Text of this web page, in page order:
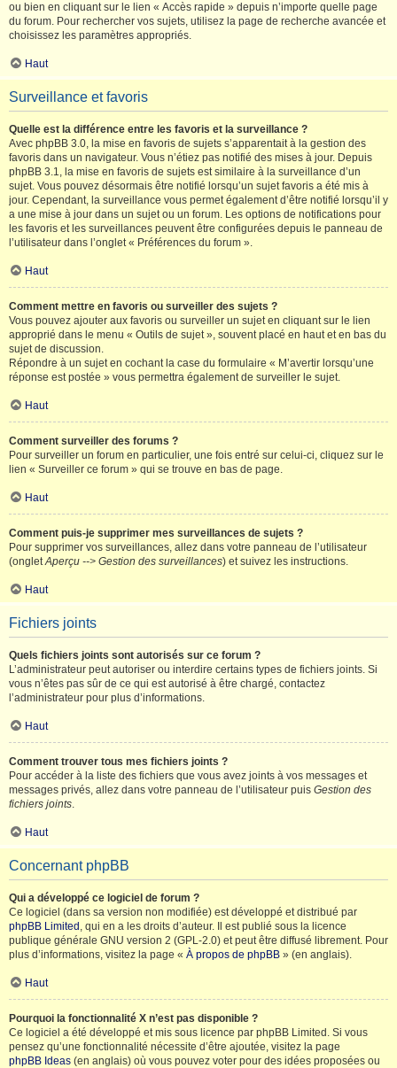
ou bien en cliquant sur le lien « Accès rapide » depuis n’importe quelle page
du forum. Pour rechercher vos sujets, utilisez la page de recherche avancée et
choisissez les paramètres appropriés.
Haut
Surveillance et favoris
Quelle est la différence entre les favoris et la surveillance ?
Avec phpBB 3.0, la mise en favoris de sujets s’apparentait à la gestion des
favoris dans un navigateur. Vous n’étiez pas notifié des mises à jour. Depuis
phpBB 3.1, la mise en favoris de sujets est similaire à la surveillance d’un
sujet. Vous pouvez désormais être notifié lorsqu’un sujet favoris a été mis à
jour. Cependant, la surveillance vous permet également d’être notifié lorsqu’il y
a une mise à jour dans un sujet ou un forum. Les options de notifications pour
les favoris et les surveillances peuvent être configurées depuis le panneau de
l’utilisateur dans l’onglet « Préférences du forum ».
Haut
Comment mettre en favoris ou surveiller des sujets ?
Vous pouvez ajouter aux favoris ou surveiller un sujet en cliquant sur le lien
approprié dans le menu « Outils de sujet », souvent placé en haut et en bas du
sujet de discussion.
Répondre à un sujet en cochant la case du formulaire « M’avertir lorsqu’une
réponse est postée » vous permettra également de surveiller le sujet.
Haut
Comment surveiller des forums ?
Pour surveiller un forum en particulier, une fois entré sur celui-ci, cliquez sur le
lien « Surveiller ce forum » qui se trouve en bas de page.
Haut
Comment puis-je supprimer mes surveillances de sujets ?
Pour supprimer vos surveillances, allez dans votre panneau de l’utilisateur
(ongletAperçu --> Gestion des surveillances) et suivez les instructions.
Haut
Fichiers joints
Quels fichiers joints sont autorisés sur ce forum ?
L’administrateur peut autoriser ou interdire certains types de fichiers joints. Si
vous n’êtes pas sûr de ce qui est autorisé à être chargé, contactez
l’administrateur pour plus d’informations.
Haut
Comment trouver tous mes fichiers joints ?
Pour accéder à la liste des fichiers que vous avez joints à vos messages et
messages privés, allez dans votre panneau de l’utilisateur puis Gestion des
fichiers joints.
Haut
Concernant phpBB
Qui a développé ce logiciel de forum ?
Ce logiciel (dans sa version non modifiée) est développé et distribué par
phpBB Limited , qui en a les droits d’auteur. Il est publié sous la licence
publique générale GNU version 2 (GPL-2.0) et peut être diffusé librement. Pour
plus d’informations, visitez la page « À propos de phpBB » (en anglais).
Haut
Pourquoi la fonctionnalité X n’est pas disponible ?
Ce logiciel a été développé et mis sous licence par phpBB Limited. Si vous
pensez qu’une fonctionnalité nécessite d’être ajoutée, visitez la page
phpBB Ideas (en anglais) où vous pouvez voter pour des idées proposées ou